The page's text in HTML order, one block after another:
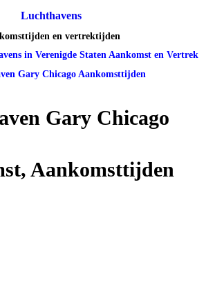
Luchthavens
en vertrektijden
in Verenigde Staten Aankomst en Vertrek
Gary Chicago Aankomsttijden
Gary Chicago
Aankomsttijden